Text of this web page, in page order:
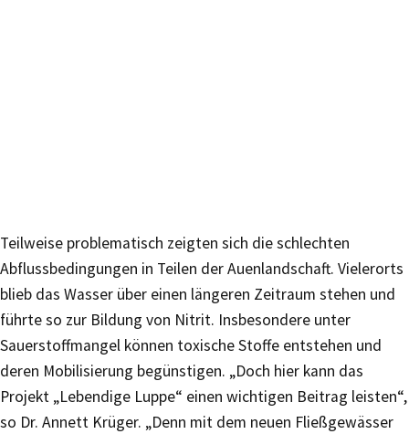
Teilweise problematisch zeigten sich die schlechten
Abflussbedingungen in Teilen der Auenlandschaft. Vielerorts
blieb das Wasser über einen längeren Zeitraum stehen und
führte so zur Bildung von Nitrit. Insbesondere unter
Sauerstoffmangel können toxische Stoffe entstehen und
deren Mobilisierung begünstigen. „Doch hier kann das
Projekt „Lebendige Luppe“ einen wichtigen Beitrag leisten“,
so Dr. Annett Krüger. „Denn mit dem neuen Fließgewässer